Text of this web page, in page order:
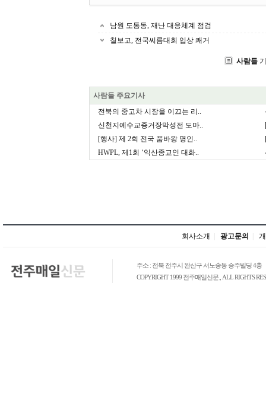
남원 도통동, 재난 대응체계 점검
칠보고, 전국씨름대회 입상 쾌거
사람들
사람들 주요기사
전북의 중고차 시장을 이끄는 리..
신천지예수교증거장막성전 도마..
[행사] 제 2회 전국 품바왕 명인..
HWPL, 제1회 ‘익산종교인 대화..
회사소개 광고문의
주소 : 전북 전주시 완산구 서노송동 승주빌딩 4층
COPYRIGHT 1999 전주매일신문., ALL RIGHTS